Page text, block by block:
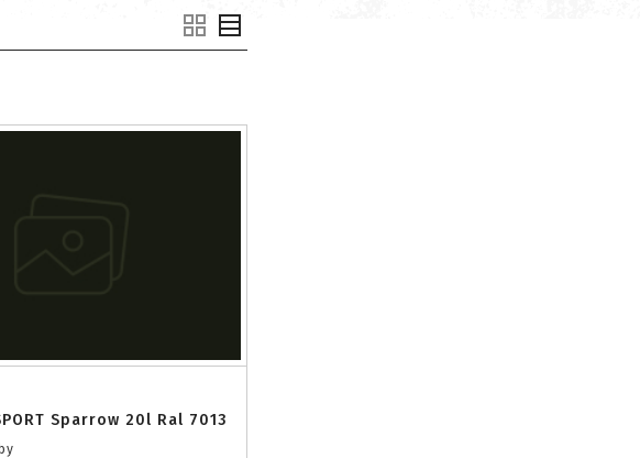
Sparrow 20l Ral 7013